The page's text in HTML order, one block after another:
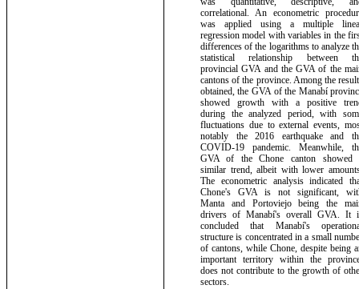
correlational. An econometric
was applied using a multiple
regression model with variables in the
differences of the logarithms to analyze
statistical relationship between
provincial GVA and the GVA of the
cantons of the province. Among the
obtained, the GVA of the Manabí
showed growth with a positive
during the analyzed period, with
fluctuations due to external events,
notably the 2016 earthquake and
COVID-19 pandemic. Meanwhile,
GVA of the Chone canton showed
similar trend, albeit with lower
The econometric analysis indicated
Chone's GVA is not significant,
Manta and Portoviejo being the
drivers of Manabí's overall GVA. It
concluded that Manabí's
structure is concentrated in a small
of cantons, while Chone, despite being
important territory within the
does not contribute to the growth of
sectors.